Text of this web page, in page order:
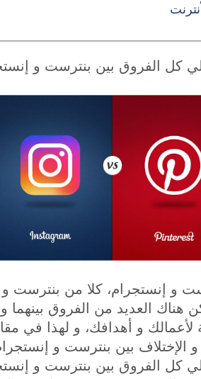
كل الفروق بين بنترست و
و إنستجرام، كلا من بنترست و
هناك العديد من الفروق
لأعمالك و أهدافك، و لهذا
و الإختلاف بين بنترست و
كل الفروق بين بنترست و